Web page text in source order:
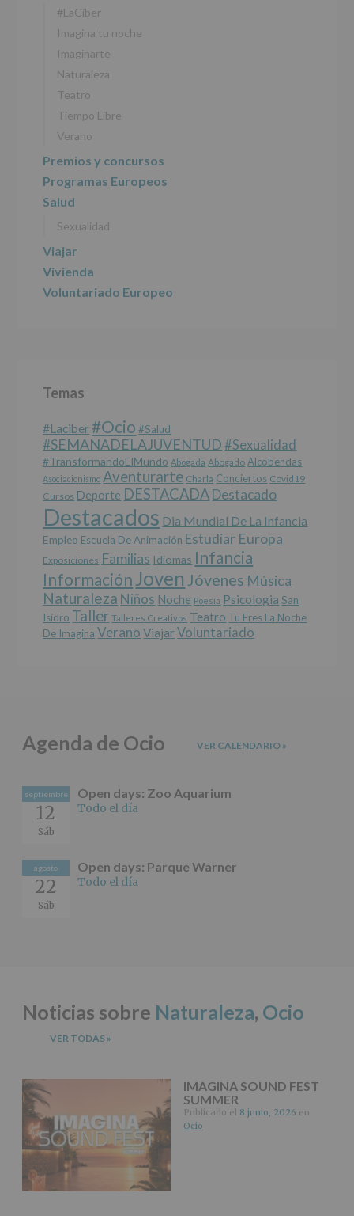
27
abril
de
2016)
AYUNTAMIENTO
DE
Finalidad
Información
actividades
y
programas
para
Legitimación
Consentimiento
interesado
se
datos
a
terceros,
salvo
obligación
legal.
Derechos:
De
acceso,
rectificación,
supresión,
así
como
otros
derechos,
según
Información
adicional:
consultar
el
apartado
Datos
#LaCiber
Imagina tu noche
Imaginarte
Naturaleza
Teatro
Tiempo Libre
Verano
Premios y concursos
Programas Europeos
Salud
Sexualidad
Viajar
Vivienda
Voluntariado Europeo
Temas
#laciber#Ocio #salud
#SEMANADELAJUVENTUD #sexualidad
#TransformandoElMundo Abogada Abogado Alcobendas
Asociacionismo Aventurarte Charla Conciertos Covid19
Cursos Deporte DESTACADADestacado
Destacados Dia Mundial De La Infancia
Empleo Escuela De Animación Estudiar Europa
Exposiciones Familias Idiomas Infancia
Información Joven Jóvenes Música
Naturaleza Niños Noche Poesía Psicologia San
Isidro Taller Talleres Creativos Teatro Tu Eres La Noche
De Imagina Verano Viajar Voluntariado
Agenda de Ocio VER CALENDARIO »
septiembre
12
Sáb
Open days: Zoo Aquarium
Todo el día
agosto
22
Sáb
Open days: Parque Warner
Todo el día
Noticias sobre Naturaleza, Ocio
VER TODAS »
IMAGINA SOUND FEST
SUMMER
Publicado el 8 junio, 2026 en
Ocio